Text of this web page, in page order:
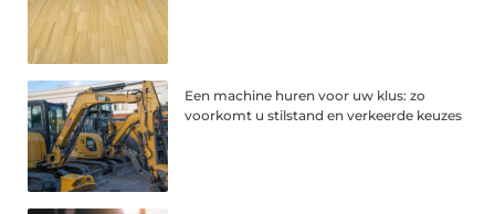
Een machine huren voor uw klus: zo
voorkomt u stilstand en verkeerde keuzes